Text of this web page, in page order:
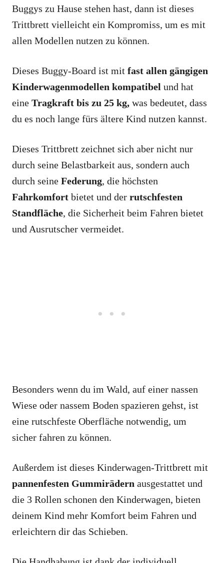
Buggys zu Hause stehen hast, dann ist dieses
Trittbrett vielleicht ein Kompromiss, um es mit
allen Modellen nutzen zu können.
Dieses Buggy-Board ist mit fast allen gängigen
Kinderwagenmodellen kompatibel und hat
eine Tragkraft bis zu 25 kg, was bedeutet, dass
du es noch lange fürs ältere Kind nutzen kannst.
Dieses Trittbrett zeichnet sich aber nicht nur
durch seine Belastbarkeit aus, sondern auch
durch seine Federung, die höchsten
Fahrkomfort bietet und der rutschfesten
Standfläche, die Sicherheit beim Fahren bietet
und Ausrutscher vermeidet.
Besonders wenn du im Wald, auf einer nassen
Wiese oder nassem Boden spazieren gehst, ist
eine rutschfeste Oberfläche notwendig, um
sicher fahren zu können.
Außerdem ist dieses Kinderwagen-Trittbrett mit
pannenfesten Gummirädern ausgestattet und
die 3 Rollen schonen den Kinderwagen, bieten
deinem Kind mehr Komfort beim Fahren und
erleichtern dir das Schieben.